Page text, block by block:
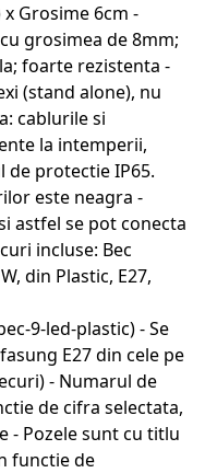
Grosime 6cm -
grosimea de 8mm;
foarte rezistenta -
(stand alone), nu
cablurile si
la intemperii,
protectie IP65.
este neagra -
astfel se pot conecta
incluse: Bec
din Plastic, E27,
9-led-plastic) - Se
E27 din cele pe
- Numarul de
de cifra selectata,
- Pozele sunt cu titlu
functie de